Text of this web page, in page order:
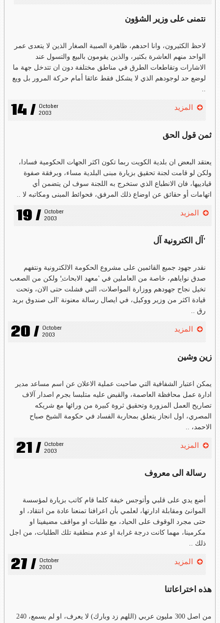
نتمنى على وزير الشؤون
لاحظ الكثيرون، وانا احدهم، ظاهرة الصبية الصغار الذين لا يتعدى عمر
الواحد منهم العاشرة بكثير، والذين يقومون بالبيع والتسول عند
الاشارات وتقاطعات الطرق في مناطق مختلفة دون ان تتدخل جهة ما
لوضع حد لوجودهم الذي لا يشكل فقط عائقا أمام حركة المرور بل ويع
..
14 / October
2003
المزيد
ثمن قول الحق
يعتقد البعض ان بلدية الكويت ربما تكون اكثر الجهات الحكومية فسادا،
ولكن لو قامت لجنة تحقيق بزيارة مبنى البلدية مساء، وبرفقة صفوة
قيادييها، فان الانطباع الذي ستخرج به اللجنة سوف لن يتضمن أي
اتهامات أو حقائق عن اوضاع ذلك المرفق، فحوائط المبنى ومكاتبه لا ..
19 / October
2003
المزيد
'آل الكترونية آل
نقدر جهود جميع القائمين على مشروع الحكومة الالكترونية ونتفهم
صدق نواياهم، خاصة من العاملين في 'معهد الابحاث'ِ ولكن من الصعب
تخيل نجاح جهودهم ووزارة المواصلات، التي فشلت حتى الان، وتحت
قيادة اكثر من وزير ووكيل، في ايصال رسالة معنونة 'الى صندوق بريد
رق ..
20 / October
2003
المزيد
زين وشين
يمكن اعتبار الشفافية التي صاحبت عملية الاعلان عن اسم مساعد مدير
ادارة عمل محافظة العاصمة، والقبض عليه متلبسا بجرم اصدار آلاف
تصاريح العمل المزورة وتحقيق ثروة كبيرة من ورائها مع شريكه
المصري، اول انجاز يتعلق بمحاربة الفساد في حكومة الشيخ صباح
الاحمد، ..
21 / October
2003
المزيد
رسالة الى معروف
أضع يدي على قلبي وأتوجس خيفة كلما قام كاتب بزيارة لمؤسسة
الموانئ ومقابلة ادارتها، لعلمي بأن اعرافنا تمنعنا عادة من انتقاد، او
حتى مجرد الوقوف على الحياد، مع طلبات او مواقف مضيفينا او
مكرمينا، مهما كانت درجة غرابة او عدم منطقية تلك الطلبات، من اجل
ذلك ..
27 / October
2003
المزيد
هذه اختراعاتنا
من اصل 300 مليون عربي (اللهم زد وبارك) لا يعرف، او لم يسمع، 240